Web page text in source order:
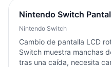
Nintendo Switch
Nintendo Switch
Cambio de pantalla LCD
Switch muestra manchas
tras una caída, necesita